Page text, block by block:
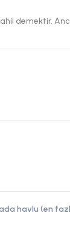
demektir.
havlu (en